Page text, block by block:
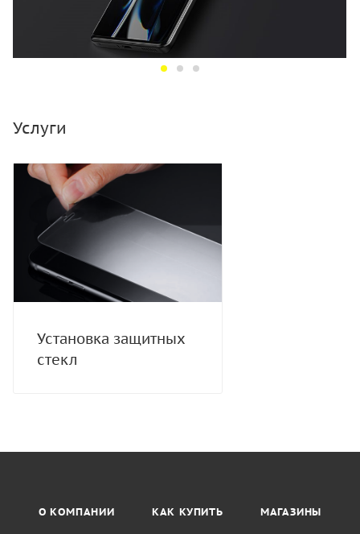
Услуги
Установка защитных
стекл
О КОМПАНИИ КАК КУПИТЬ МАГАЗИНЫ